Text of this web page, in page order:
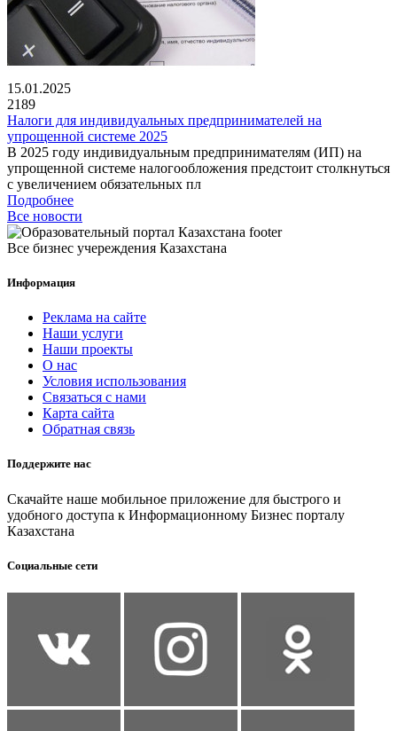
15.01.2025
2189
Налоги для индивидуальных предпринимателей на
упрощенной системе 2025
В 2025 году индивидуальным предпринимателям (ИП) на
упрощенной системе налогообложения предстоит столкнуться
с увеличением обязательных пл
Подробнее
Все новости
Все бизнес учереждения Казахстана
Информация
Реклама на сайте
Наши услуги
Наши проекты
О нас
Условия использования
Связаться с нами
Карта сайта
Обратная связь
Поддержите нас
Скачайте наше мобильное приложение для быстрого и
удобного доступа к Информационному Бизнес порталу
Казахстана
Социальные сети